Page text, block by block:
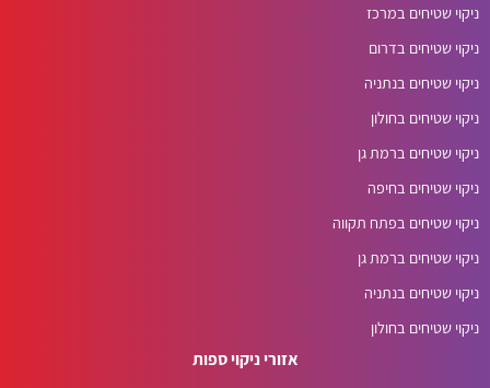
ניקוי שטיחים במרכז
ניקוי שטיחים בדרום
ניקוי שטיחים בנתניה
ניקוי שטיחים בחולון
ניקוי שטיחים ברמת גן
ניקוי שטיחים בחיפה
ניקוי שטיחים בפתח תקווה
ניקוי שטיחים ברמת גן
ניקוי שטיחים בנתניה
ניקוי שטיחים בחולון
אזורי ניקוי ספות